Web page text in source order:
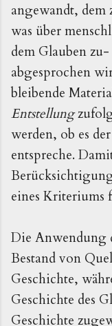
angewandt, dem
was über
dem Glauben
abgesprochen
bleibende
Entstellung
werden, ob es
entspreche.
eines Kriteriums
Die Anwendung
Bestand von
Geschichte,
Geschichte des
Geschichte